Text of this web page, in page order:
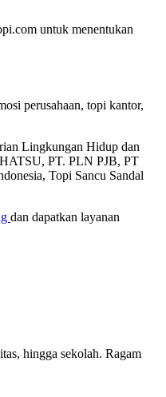
untuk menentukan
perusahaan, topi kantor,
Lingkungan Hidup dan
PT. PLN PJB, PT
Topi Sancu Sandal
dan dapatkan layanan
hingga sekolah. Ragam